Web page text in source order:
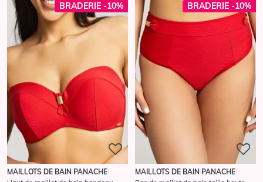
BRADERIE -10%
MAILLOTS DE BAIN PANACHE
BRADERIE -10%
MAILLOTS DE BAIN PANACHE